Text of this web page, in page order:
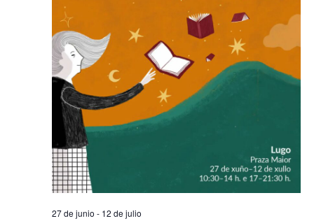
27 de junio - 12 de julio